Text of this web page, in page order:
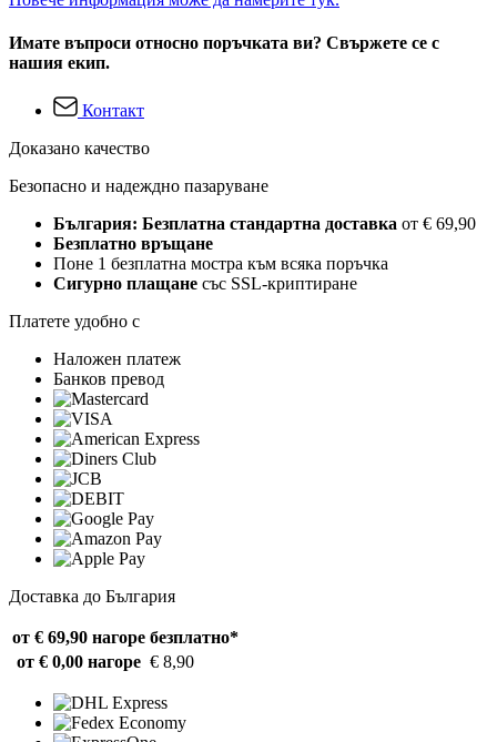
Имате въпроси относно поръчката ви? Свържете се с
нашия екип.
Контакт
Доказано качество
Безопасно и надеждно пазаруване
България: Безплатна стандартна доставка от € 69,90
Безплатно връщане
Поне 1 безплатна мостра към всяка поръчка
Сигурно плащане със SSL-криптиране
Платете удобно с
Наложен платеж
Банков превод
Доставка до България
от € 69,90 нагоре безплатно*
от € 0,00 нагоре € 8,90